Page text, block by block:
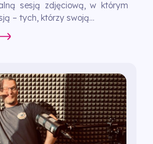
sesją zdjęciową, w którym
– tych, którzy swoją...